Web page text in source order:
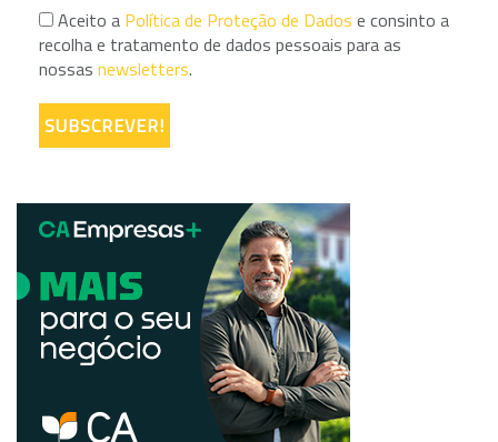
Aceito a Política de Proteção de Dados e consinto a
recolha e tratamento de dados pessoais para as
nossas newsletters.